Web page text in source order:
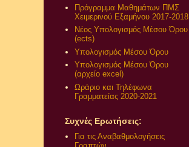
Πρόγραμμα Μαθημάτων ΠΜΣ
Χειμερινού Εξαμήνου 2017-2018
Νέος Υπολογισμός Μέσου Όρου
(ects)
Υπολογισμός Μέσου Όρου
Υπολογισμός Μέσου Όρου
(αρχείο excel)
Ωράριο και Τηλέφωνα
Γραμματείας 2020-2021
Συχνές Ερωτήσεις:
Για τις Αναβαθμολογήσεις